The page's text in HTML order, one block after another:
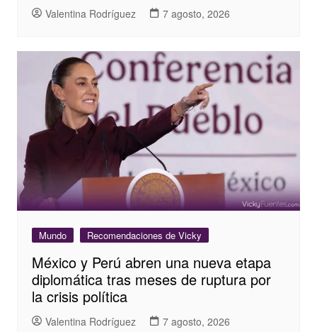
Valentina Rodríguez 7 agosto, 2026
Mundo Recomendaciones de Vicky
México y Perú abren una nueva etapa
diplomática tras meses de ruptura por
la crisis política
Valentina Rodríguez 7 agosto, 2026